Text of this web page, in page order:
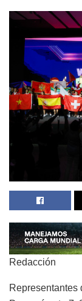
Redacción
Representantes